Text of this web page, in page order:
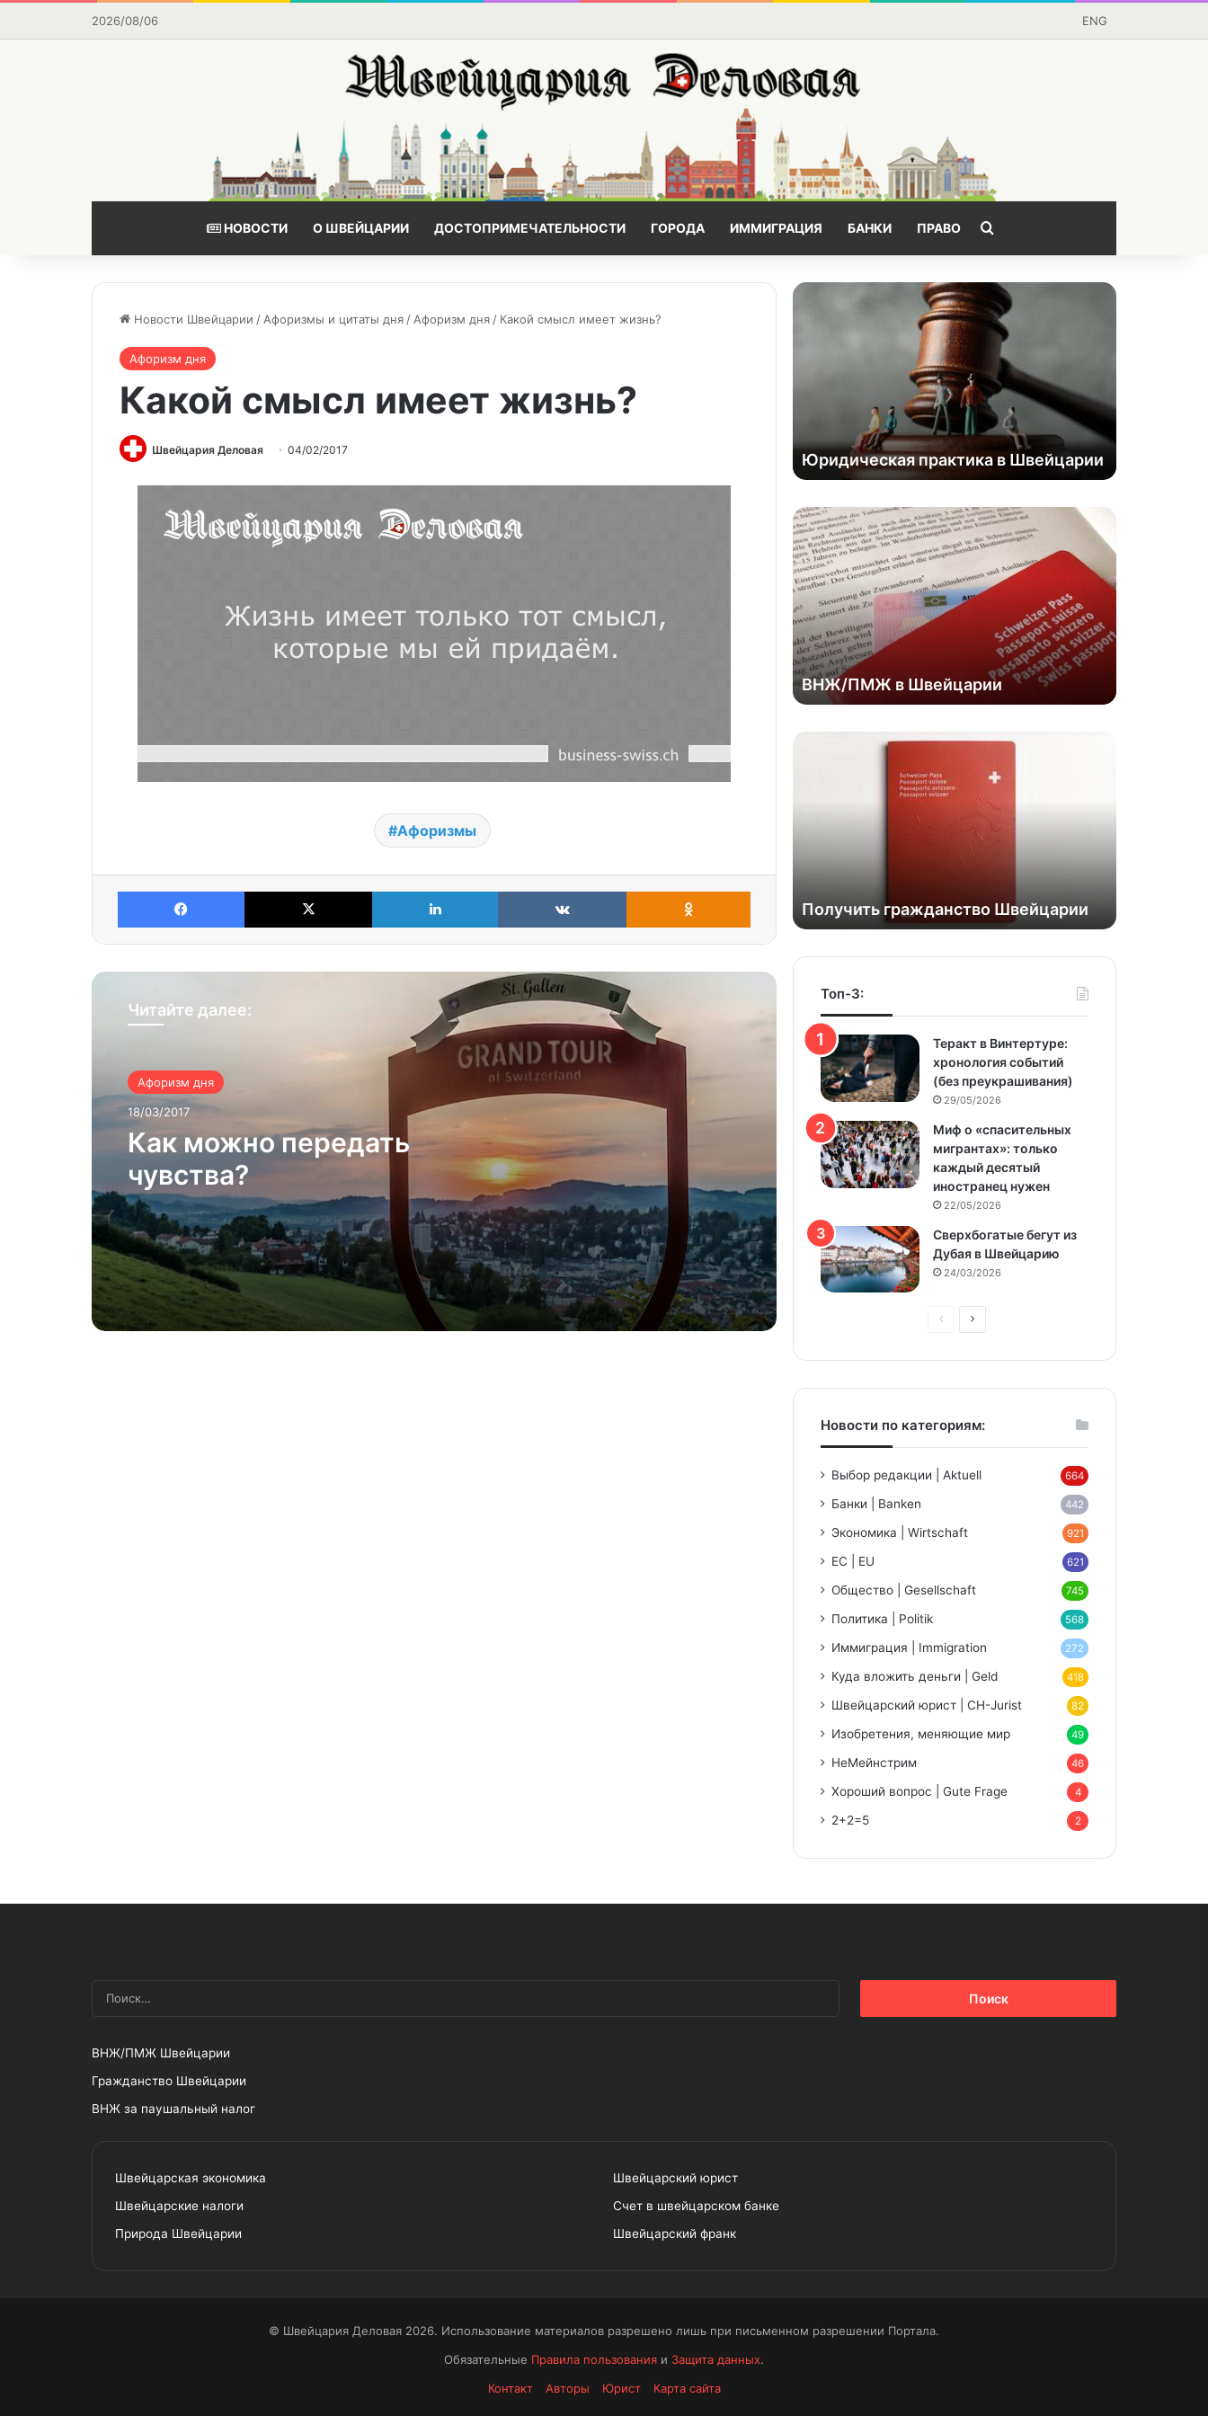
2026/08/06 ENG
НОВОСТИ О ШВЕЙЦАРИИ ДОСТОПРИМЕЧАТЕЛЬНОСТИ ГОРОДА ИММИГРАЦИЯ БАНКИ ПРАВО Поищем?
Новости Швейцарии /Афоризмы и цитаты дня/Афоризм дня/ Какой смысл имеет жизнь?
Афоризм дня
Какой смысл имеет жизнь?
Швейцария Деловая 04/02/2017
Афоризмы
Facebook X LinkedIn VKontakte Odnoklassniki
Читайте далее:
Афоризм дня
18/03/2017
Как можно передать
чувства?
Как деньги влияют на людей?
Что такое социализм?
идти на работу?
Как работает сознание?
Вся правда об иллюзиях…
Как объяснить человеку, что он не
Юридическая практика в Швейцарии
ВНЖ/ПМЖ в Швейцарии
Получить гражданство Швейцарии
Топ-3:
Теракт в Винтертуре:
хронология событий
(без преукрашивания)
29/05/2026
Миф о «спасительных
мигрантах»: только
каждый десятый
иностранец нужен
22/05/2026
Сверхбогатые бегут из
Дубая в Швейцарию
24/03/2026
Предыдущая
Следующая
Новости по категориям:
Выбор редакции | Aktuell 664
Банки | Banken 442
Экономика | Wirtschaft 921
ЕС | EU 621
Общество | Gesellschaft 745
Политика | Politik 568
Иммиграция | Immigration 272
Куда вложить деньги | Geld 418
Швейцарский юрист | CH-Jurist 82
Изобретения, меняющие мир 49
НеМейнстрим 46
Хороший вопрос | Gute Frage 4
2+2=5 2
ВНЖ/ПМЖ Швейцарии
Гражданство Швейцарии
ВНЖ за паушальный налог
Швейцарская экономика
Швейцарские налоги
Природа Швейцарии
Швейцарский юрист
Счет в швейцарском банке
Швейцарский франк
© Швейцария Деловая 2026. Использование материалов разрешено лишь при письменном разрешении Портала.
Обязательные Правила пользования и Защита данных.
Контакт
Авторы Юрист Карта сайта